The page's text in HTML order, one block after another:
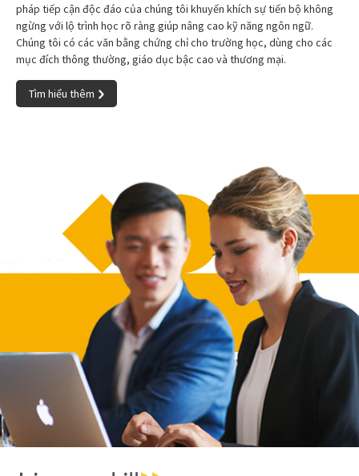
pháp tiếp cận độc đáo của chúng tôi khuyến khích sự tiến bộ không
ngừng với lộ trình học rõ ràng giúp nâng cao kỹ năng ngôn ngữ.
Chúng tôi có các văn bằng chứng chỉ cho trường học, dùng cho các
mục đích thông thường, giáo dục bậc cao và thương mại.
Tìm hiểu thêm